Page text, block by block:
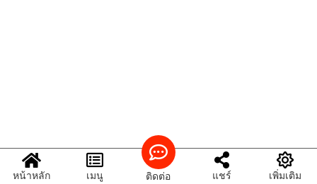
หน้าหลัก เมนู ติดต่อ แชร์ เพิ่มเติม